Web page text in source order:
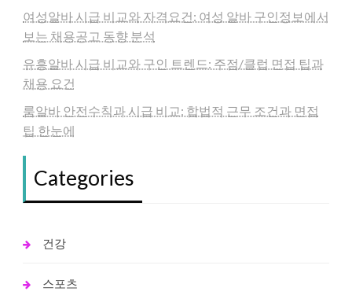
여성알바 시급 비교와 자격요건: 여성 알바 구인정보에서
보는 채용공고 동향 분석
유흥알바 시급 비교와 구인 트렌드: 주점/클럽 면접 팁과
채용 요건
룸알바 안전수칙과 시급 비교: 합법적 근무 조건과 면접
팁 한눈에
Categories
건강
스포츠